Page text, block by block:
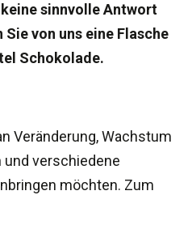
sinnvolle Antwort
von uns eine Flasche
Schokolade.
Veränderung, Wachstum
und verschiedene
möchten. Zum